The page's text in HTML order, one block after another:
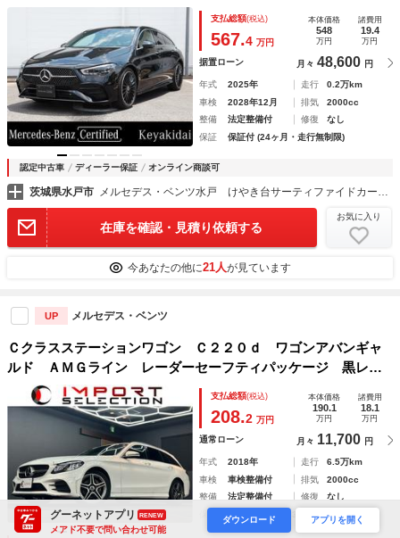
付き・メモリー付パワーシート（運転席・助手席）・シートヒ
ーター（運転席・助手席）・３６０°カメラシステム・フットト
ランクオープナー
支払総額(税込)
567.4 万円
本体価格
548
万円
諸費用
19.4
万円
据置ローン 月々 48,600 円
年式 2025年 走行
0.2万km
車検
2028年12月 排気
2000cc
整備
法定整備付 修復
なし
保証
保証付 (24ヶ月・走行無制限)
認定中古車 ディーラー保証 オンライン商談可
茨城県水戸市
在庫を確認・見積り依頼する
お気に入り
今あなたの他に21人が見ています
UP メルセデス・ベンツ
Ｃクラスステーションワゴン Ｃ２２０ｄ ワゴンアバンギャ
ルド ＡＭＧライン レーダーセーフティパッケージ 黒レザ
ーシート 純正ナビ フルセグＴＶ バックガイドモニター
ドライブレコーダー ＥＴＣ２．０ ＬＥＤヘッドライト パ
ワーテールゲート シートヒーター
支払総額(税込)
208.2 万円
本体価格
190.1
万円
諸費用
18.1
万円
通常ローン 月々 11,700 円
年式 2018年 走行
6.5万km
車検
車検整備付 排気
2000cc
整備
法定整備付 修復
なし
保証付 (3ヶ月・3000km)
グーネットアプリ RENEW
メアド不要で問い合わせ可能
ダウンロード アプリを開く